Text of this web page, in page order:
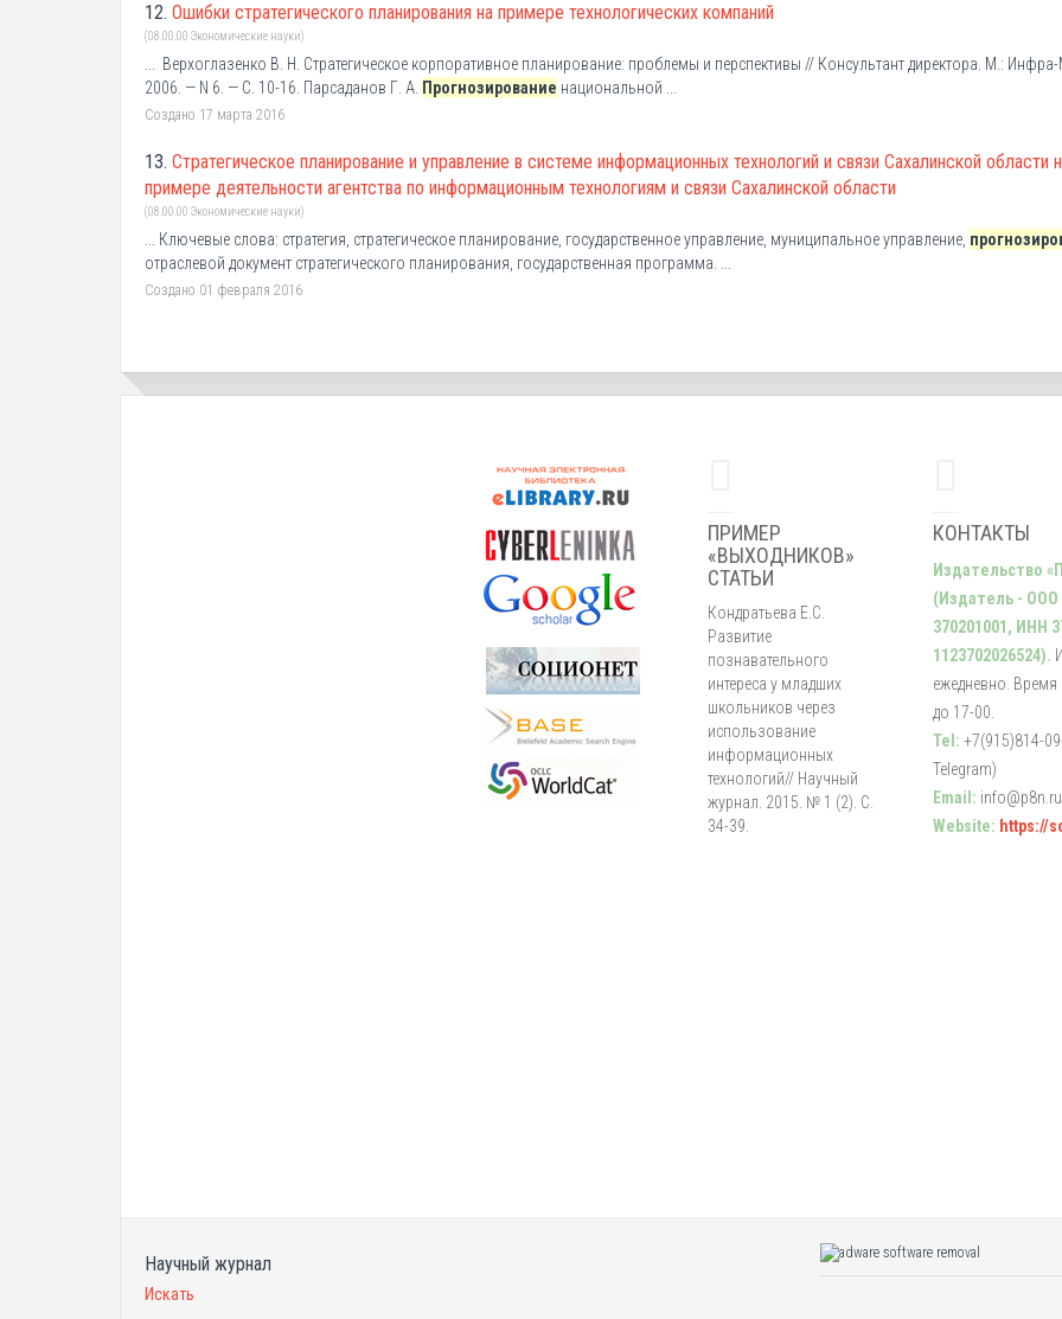
12. Ошибки стратегического планирования на примере технологических компаний
(08.00.00 Экономические науки)
... Верхоглазенко В. Н. Стратегическое корпоративное планирование: проблемы и перспективы // Консультант директора. М.:
2006. — N 6. — С. 10-16. Парсаданов Г. А. Прогнозирование национальной ...
Создано 17 марта 2016
13. Стратегическое планирование и управление в системе информационных технологий и связи Сахалинской области
примере деятельности агентства по информационным технологиям и связи Сахалинской области
(08.00.00 Экономические науки)
... Ключевые слова: стратегия, стратегическое планирование, государственное управление, муниципальное управление,
отраслевой документ стратегического планирования, государственная программа. ...
Создано 01 февраля 2016
ПРИМЕР
«ВЫХОДНИКОВ»
СТАТЬИ
Кондратьева Е.С.
Развитие
познавательного
интереса у младших
школьников через
использование
информационных
технологий// Научный
журнал. 2015. № 1 (2). С.
34-39.
КОНТАКТЫ
Издательство
(Издатель - ООО
370201001, ИНН
1123702026524).
ежедневно. Время
до 17-00.
Tel: +7(915)814-
Telegram)
Email: info@p8n.ru
Website: https://
Научный журнал
Искать